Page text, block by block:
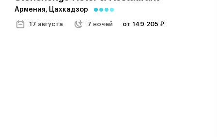
Армения, Цахкадзор
17 августа 7 ночей от 149 205 ₽